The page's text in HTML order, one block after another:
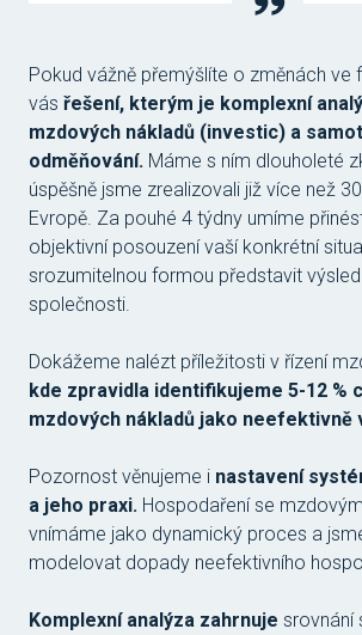
Pokud vážně přemýšlíte o změnách ve
vás řešení, kterým je komplexní
mzdových nákladů (investic) a
odměňování. Máme s ním dlouholeté
úspěšně jsme zrealizovali již více než
Evropě. Za pouhé 4 týdny umíme
objektivní posouzení vaší konkrétní
srozumitelnou formou představit
společnosti.
Dokážeme nalézt příležitosti v řízení
kde zpravidla identifikujeme 5-12 %
mzdových nákladů jako neefektivně
Pozornost věnujeme i nastavení
a jeho praxi. Hospodaření se
vnímáme jako dynamický proces a
modelovat dopady neefektivního
Komplexní analýza zahrnuje srovnání